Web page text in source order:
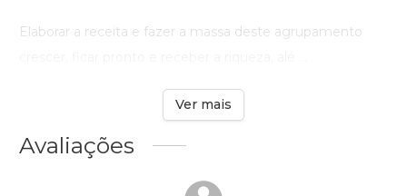
Elaborar a receita e fazer a massa deste agrupamento
Ver mais
Avaliações